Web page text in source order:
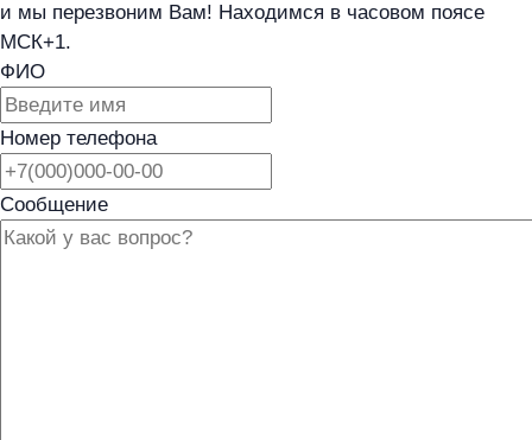
и мы перезвоним Вам! Находимся в часовом поясе
МСК+1.
ФИО
Номер телефона
Сообщение